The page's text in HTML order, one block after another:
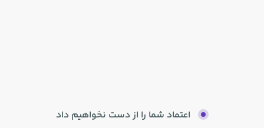
اعتماد شما را از دست نخواهیم داد